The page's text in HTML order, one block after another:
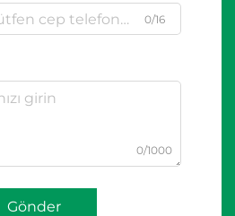
0/16
0/1000
Gönder